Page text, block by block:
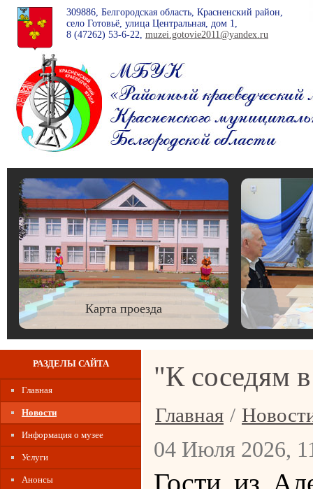
309886, Белгородская область, Красненский район,
село Готовьё, улица Центральная, дом 1,
8 (47262) 53-6-22, muzei.gotovie2011@yandex.ru
Карта проезда
РАЗДЕЛЫ САЙТА
Главная
Новости
Информация о музее
Услуги
Анонсы
"К соседям
Главная /
04 Июля 2026,